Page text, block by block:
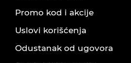
Promo kod i akcije
Uslovi korišćenja
Odustanak od ugovora